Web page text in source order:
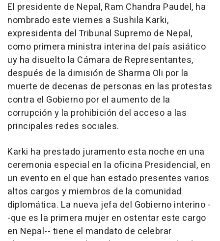
El presidente de Nepal, Ram Chandra Paudel, ha
nombrado este viernes a Sushila Karki,
expresidenta del Tribunal Supremo de Nepal,
como primera ministra interina del país asiático
uy ha disuelto la Cámara de Representantes,
después de la dimisión de Sharma Oli por la
muerte de decenas de personas en las protestas
contra el Gobierno por el aumento de la
corrupción y la prohibición del acceso a las
principales redes sociales.
Karki ha prestado juramento esta noche en una
ceremonia especial en la oficina Presidencial, en
un evento en el que han estado presentes varios
altos cargos y miembros de la comunidad
diplomática. La nueva jefa del Gobierno interino -
-que es la primera mujer en ostentar este cargo
en Nepal-- tiene el mandato de celebrar